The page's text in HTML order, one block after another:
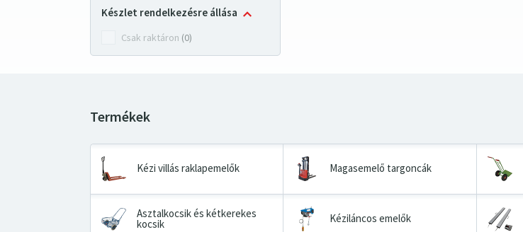
Készlet rendelkezésre állása
Csak raktáron (0)
Kézi villás raklapemelők Magasemelő targoncák
Asztalkocsik és kétkerekes
kocsik Kéziláncos emelők